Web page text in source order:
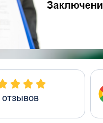
отзывов